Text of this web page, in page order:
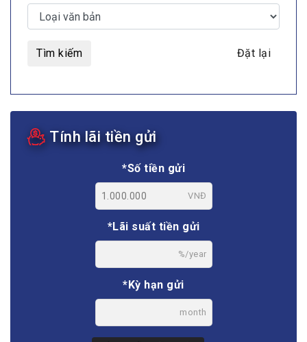
Tìm kiếm Đặt lại
Tính lãi tiền gửi
*Số tiền gửi
VNĐ
*Lãi suất tiền gửi
%/year
*Kỳ hạn gửi
month